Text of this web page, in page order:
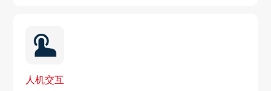
人机交互